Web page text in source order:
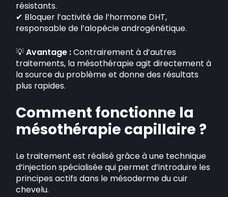
résistants.
✔ Bloquer l’activité de l’hormone DHT,
responsable de l’alopécie androgénétique.
💡Avantage :Contrairement à d’autres
traitements, la mésothérapie agit directement à
la source du problème et donne des résultats
plus rapides.
Comment fonctionne la
mésothérapie capillaire ?
Le traitement est réalisé grâce à une technique
d’injection spécialisée qui permet d’introduire les
principes actifs dans le mésoderme du cuir
chevelu.